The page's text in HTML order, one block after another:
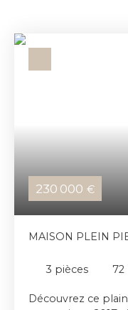
230 000 €
MAISON PLEIN
3 pièces 72
Découvrez ce